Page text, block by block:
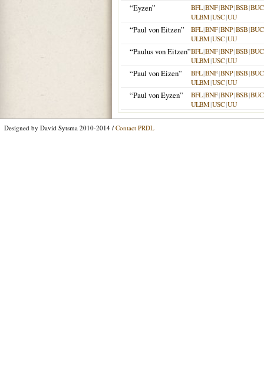
“Eyzen” BFL|BNF|BNP|BSB|
ULBM|USC|UU
“Paul von Eitzen” BFL|BNF|BNP|BSB|
ULBM|USC|UU
“Paulus von Eitzen”BFL|BNF|BNP|BSB|
ULBM|USC|UU
“Paul von Eizen” BFL|BNF|BNP|BSB|
ULBM|USC|UU
“Paul von Eyzen” BFL|BNF|BNP|BSB|
ULBM|USC|UU
Designed by David Sytsma 2010-2014 / Contact PRDL